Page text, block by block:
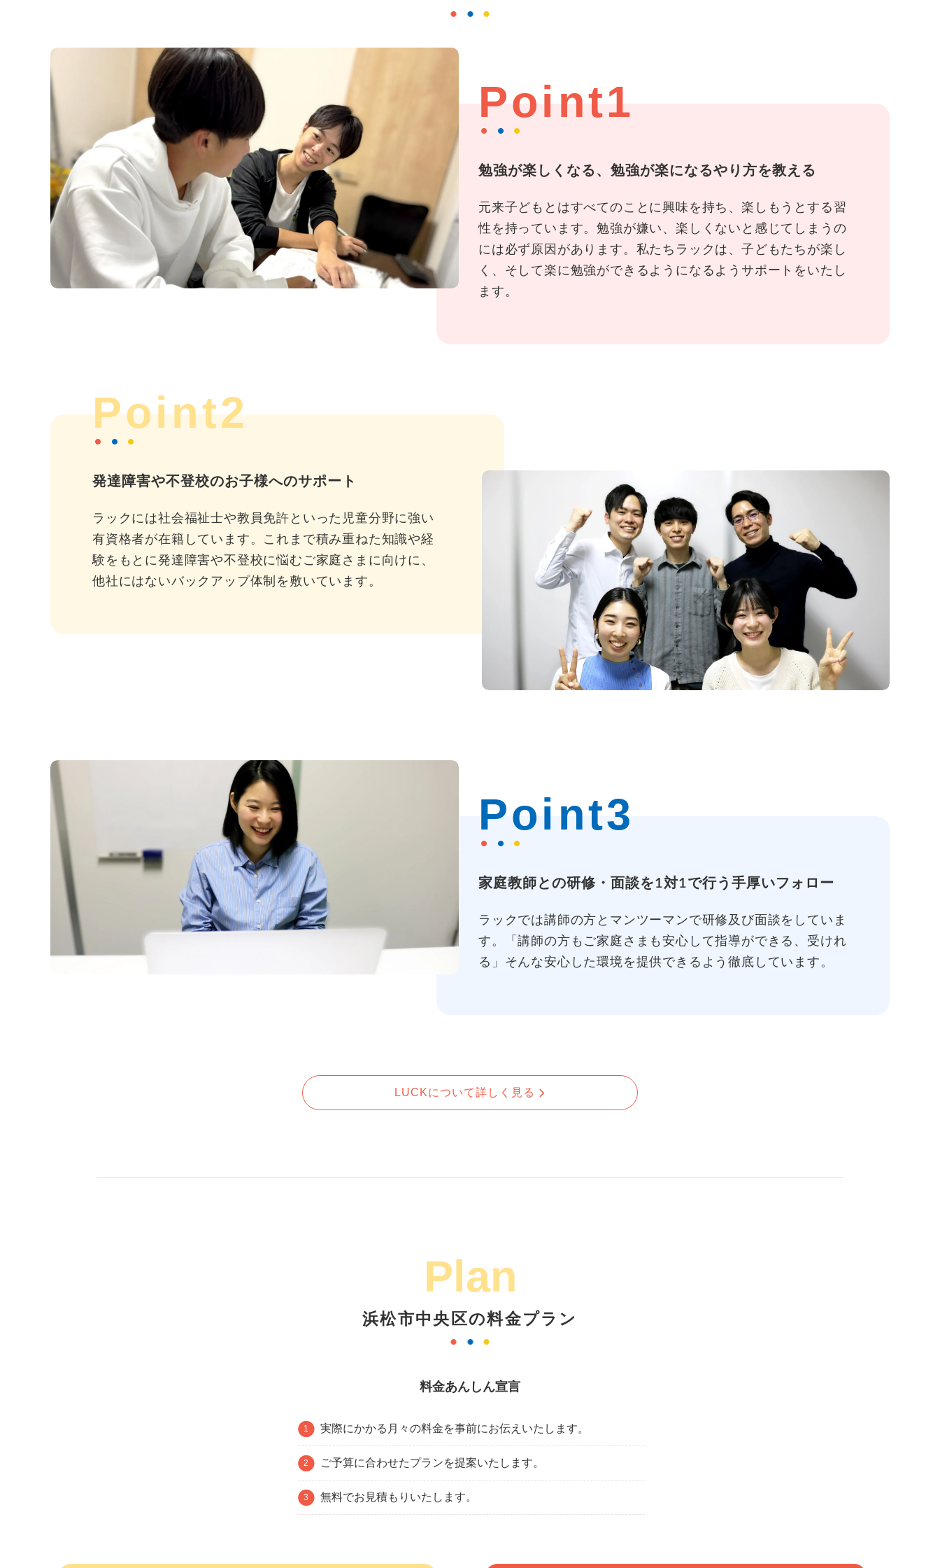
Point1
勉強が楽しくなる、勉強が楽になるやり方を教える
元来子どもとはすべてのことに興味を持ち、楽しもうとする習
性を持っています。勉強が嫌い、楽しくないと感じてしまうの
には必ず原因があります。私たちラックは、子どもたちが楽し
く、そして楽に勉強ができるようになるようサポートをいたし
ます。
Point2
発達障害や不登校のお子様へのサポート
ラックには社会福祉士や教員免許といった児童分野に強い
有資格者が在籍しています。これまで積み重ねた知識や経
験をもとに発達障害や不登校に悩むご家庭さまに向けに、
他社にはないバックアップ体制を敷いています。
Point3
家庭教師との研修・面談を1対1で行う手厚いフォロー
ラックでは講師の方とマンツーマンで研修及び面談をしていま
す。「講師の方もご家庭さまも安心して指導ができる、受けれ
る」そんな安心した環境を提供できるよう徹底しています。
LUCKについて詳しく見る
Plan
浜松市中央区の料金プラン
料金あんしん宣言
実際にかかる月々の料金を事前にお伝えいたします。
ご予算に合わせたプランを提案いたします。
無料でお見積もりいたします。